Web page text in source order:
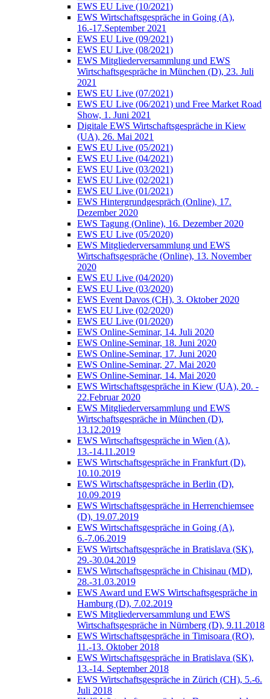
EWS EU Live (10/2021)
EWS Wirtschaftsgespräche in Going (A),
16.-17.September 2021
EWS EU Live (09/2021)
EWS EU Live (08/2021)
EWS Mitgliederversammlung und EWS
Wirtschaftsgespräche in München (D), 23. Juli
2021
EWS EU Live (07/2021)
EWS EU Live (06/2021) und Free Market Road
Show, 1. Juni 2021
Digitale EWS Wirtschaftsgespräche in Kiew
(UA), 26. Mai 2021
EWS EU Live (05/2021)
EWS EU Live (04/2021)
EWS EU Live (03/2021)
EWS EU Live (02/2021)
EWS EU Live (01/2021)
EWS Hintergrundgespräch (Online), 17.
Dezember 2020
EWS Tagung (Online), 16. Dezember 2020
EWS EU Live (05/2020)
EWS Mitgliederversammlung und EWS
Wirtschaftsgespräche (Online), 13. November
2020
EWS EU Live (04/2020)
EWS EU Live (03/2020)
EWS Event Davos (CH), 3. Oktober 2020
EWS EU Live (02/2020)
EWS EU Live (01/2020)
EWS Online-Seminar, 14. Juli 2020
EWS Online-Seminar, 18. Juni 2020
EWS Online-Seminar, 17. Juni 2020
EWS Online-Seminar, 27. Mai 2020
EWS Online-Seminar, 14. Mai 2020
EWS Wirtschaftsgespräche in Kiew (UA), 20. -
22.Februar 2020
EWS Mitgliederversammlung und EWS
Wirtschaftsgespräche in München (D),
13.12.2019
EWS Wirtschaftsgespräche in Wien (A),
13.-14.11.2019
EWS Wirtschaftsgespräche in Frankfurt (D),
10.10.2019
EWS Wirtschaftsgespräche in Berlin (D),
10.09.2019
EWS Wirtschaftsgespräche in Herrenchiemsee
(D), 19.07.2019
EWS Wirtschaftsgespräche in Going (A),
6.-7.06.2019
EWS Wirtschaftsgespräche in Bratislava (SK),
29.-30.04.2019
EWS Wirtschaftsgespräche in Chisinau (MD),
28.-31.03.2019
EWS Award und EWS Wirtschaftsgespräche in
Hamburg (D), 7.02.2019
EWS Mitgliederversammlung und EWS
Wirtschaftsgespräche in Nürnberg (D), 9.11.2018
EWS Wirtschaftsgespräche in Timisoara (RO),
11.-13. Oktober 2018
EWS Wirtschaftsgespräche in Bratislava (SK),
13.-14. September 2018
EWS Wirtschaftsgespräche in Zürich (CH), 5.-6.
Juli 2018